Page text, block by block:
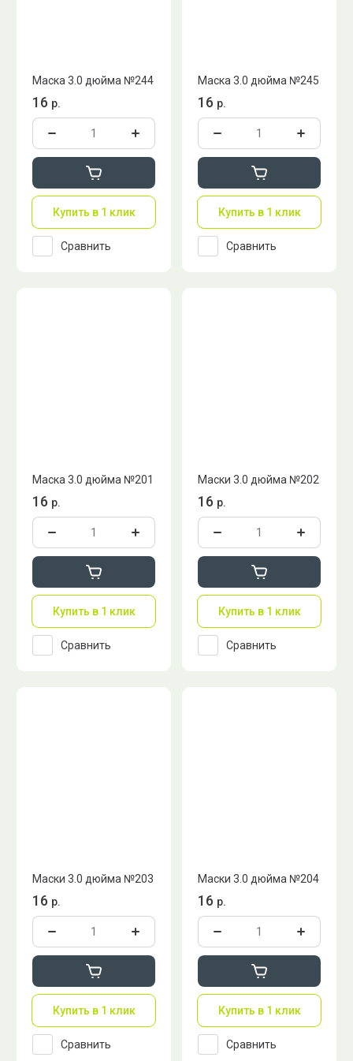
Маска 3.0 дюйма №244
16 р.
Купить в 1 клик
Сравнить
Маска 3.0 дюйма №245
16 р.
Купить в 1 клик
Сравнить
Маска 3.0 дюйма №201
16 р.
Купить в 1 клик
Сравнить
Маски 3.0 дюйма №202
16 р.
Купить в 1 клик
Сравнить
Маски 3.0 дюйма №203
16 р.
Купить в 1 клик
Сравнить
Маски 3.0 дюйма №204
16 р.
Купить в 1 клик
Сравнить